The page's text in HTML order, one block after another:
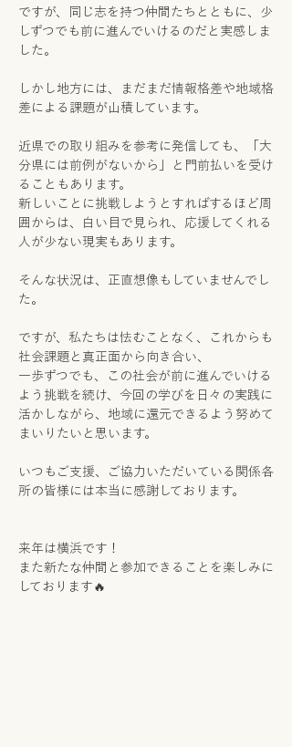
ですが、同じ志を持つ仲間たちとともに、少
しずつでも前に進んでいけるのだと実感しま
した。
しかし地方には、まだまだ情報格差や地域格
差による課題が山積しています。
近県での取り組みを参考に発信しても、「大
分県には前例がないから」と門前払いを受け
ることもあります。
新しいことに挑戦しようとすればするほど周
囲からは、白い目で見られ、応援してくれる
人が少ない現実もあります。
そんな状況は、正直想像もしていませんでし
た。
ですが、私たちは怯むことなく、これからも
社会課題と真正面から向き合い、
一歩ずつでも、この社会が前に進んでいける
よう挑戦を続け、今回の学びを日々の実践に
活かしながら、地域に還元できるよう努めて
まいりたいと思います。
いつもご支援、ご協力いただいている関係各
所の皆様には本当に感謝しております。
来年は横浜です！
また新たな仲間と参加できることを楽しみに
しております🔥